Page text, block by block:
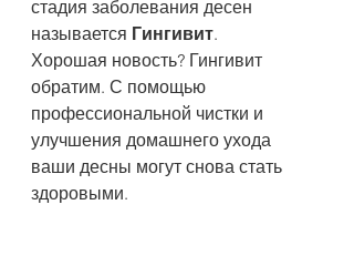
стадия заболевания десен
называется Гингивит.
Хорошая новость? Гингивит
обратим. С помощью
профессиональной чистки и
улучшения домашнего ухода
ваши десны могут снова стать
здоровыми.